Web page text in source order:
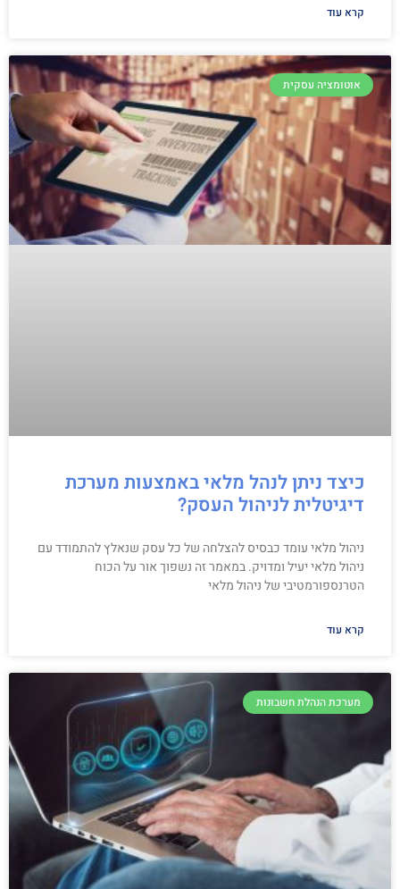
קרא עוד
אוטומציה עסקית
כיצד ניתן לנהל מלאי באמצעות מערכת
דיגיטלית לניהול העסק?
ניהול מלאי עומד כבסיס להצלחה של כל עסק שנאלץ להתמודד עם
ניהול מלאי יעיל ומדויק. במאמר זה נשפוך אור על הכוח
הטרנספורמטיבי של ניהול מלאי
קרא עוד
מערכת הנהלת חשבונות